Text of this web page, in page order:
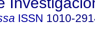
ISSN 1010-